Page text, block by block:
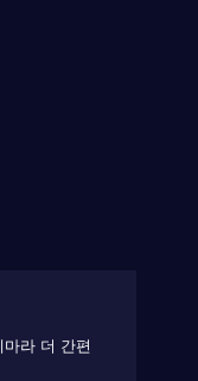
라 더 간편